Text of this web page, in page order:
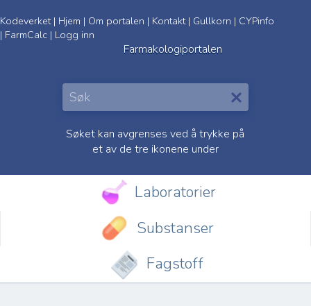
Kodeverket | Hjem | Om portalen | Kontakt | Gullkorn | CYPinfo
| FarmCalc | Logg inn
Farmakologiportalen
Søket kan avgrenses ved å trykke på
et av de tre ikonene under
Laboratorier
Substanser
Fagstoff